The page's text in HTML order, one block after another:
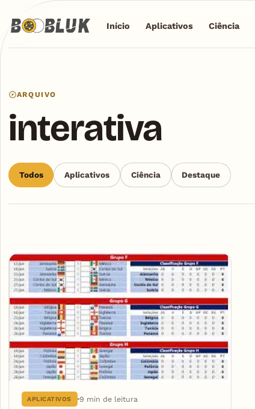
Início Aplicativos Ciência
ARQUIVO
interativa
Todos Aplicativos Ciência Destaque
Articles
APLICATIVOS 9 min de leitura